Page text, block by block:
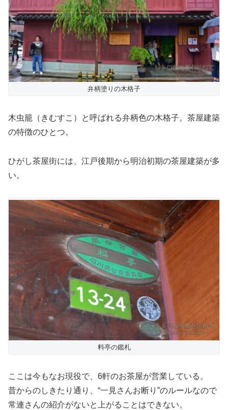
弁柄塗りの木格子
木虫籠（きむすこ）と呼ばれる弁柄色の木格子。茶屋建築
の特徴のひとつ。
ひがし茶屋街には、江戸後期から明治初期の茶屋建築が多
い。
料亭の鑑札
ここは今もなお現役で、6軒のお茶屋が営業している。
昔からのしきたり通り、“一見さんお断り”のルールなので
常連さんの紹介がないと上がることはできない。